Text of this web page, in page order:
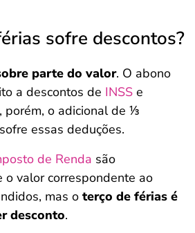
sofre descontos?
parte do valor. O abono
a descontos de INSS e
porém, o adicional de ⅓
essas deduções.
de Renda são
o valor correspondente ao
mas o terço de férias é
desconto.